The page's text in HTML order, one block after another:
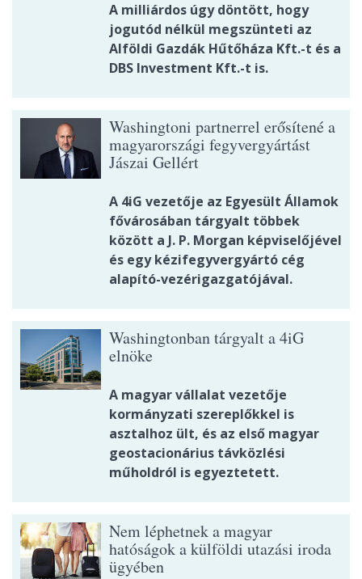
A milliárdos úgy döntött, hogy
jogutód nélkül megszünteti az
Alföldi Gazdák Hűtőháza Kft.-t és a
DBS Investment Kft.-t is.
Washingtoni partnerrel erősítené a
magyarországi fegyvergyártást
Jászai Gellért
A 4iG vezetője az Egyesült Államok
fővárosában tárgyalt többek
között a J. P. Morgan képviselőjével
és egy kézifegyvergyártó cég
alapító-vezérigazgatójával.
Washingtonban tárgyalt a 4iG
elnöke
A magyar vállalat vezetője
kormányzati szereplőkkel is
asztalhoz ült, és az első magyar
geostacionárius távközlési
műholdról is egyeztetett.
Nem léphetnek a magyar
hatóságok a külföldi utazási iroda
ügyében